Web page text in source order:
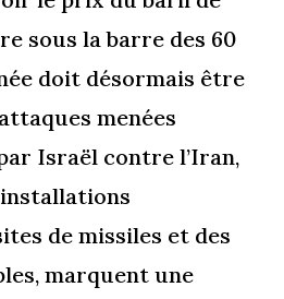
sous la barre des 60
doit désormais être
menées
Israël contre l’Iran,
de missiles et des
marquent une